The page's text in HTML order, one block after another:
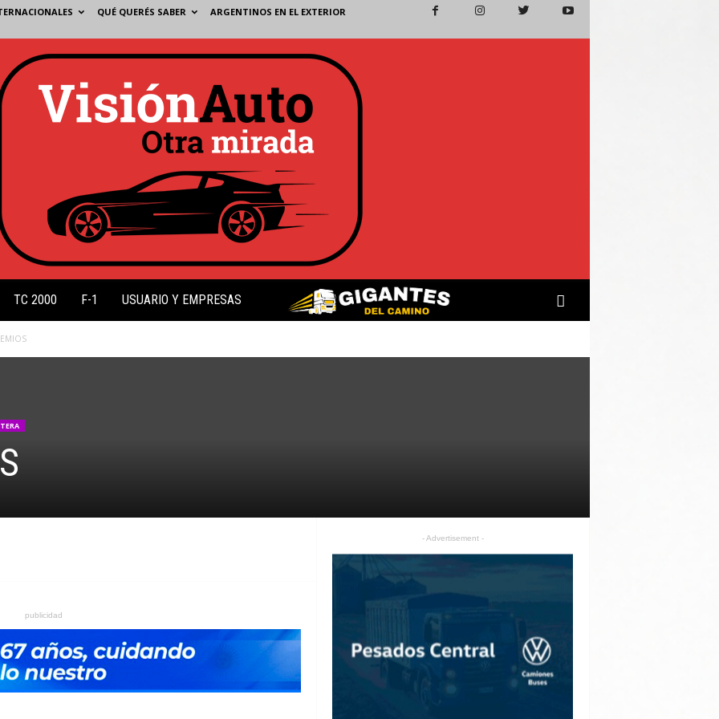
QUÉ QUERÉS SABER ARGENTINOS EN EL EXTERIOR
TC 2000 F-1 USUARIO Y EMPRESAS
publicidad
- Advertisement -